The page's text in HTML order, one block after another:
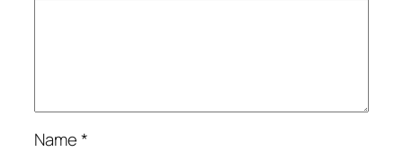
Name*